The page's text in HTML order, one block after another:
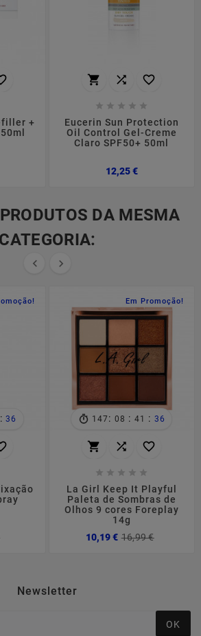
filler +
  
    
Eucerin Sun Protection
Oil Control Gel-Creme
Claro SPF50+ 50ml
12,25 €Preço
DA MESMA
CATEGORIA:
 
: 36
Em Promoção!
147 : 08 : 41 : 36
  
    
La Girl Keep It Playful
Paleta de Sombras de
Olhos 9 cores Foreplay
14g
10,19 € 16,99 €
Newsletter
OK